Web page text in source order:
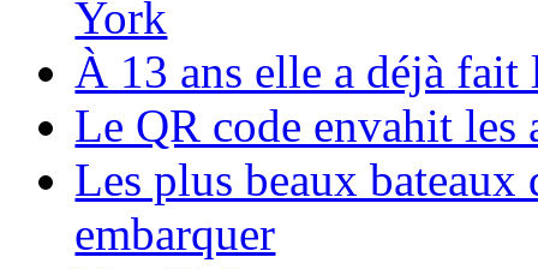
York
À 13 ans elle a déjà
Le QR code envahit les
Les plus beaux bateaux
embarquer